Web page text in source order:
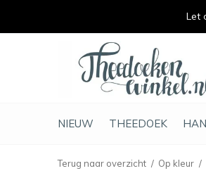
NIEUW THEEDOEK
Terug naar overzicht Op kleur
Let